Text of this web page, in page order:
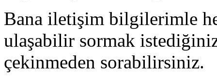
Bana iletişim bilgilerimle
ulaşabilir sormak
çekinmeden sorabilirsiniz.